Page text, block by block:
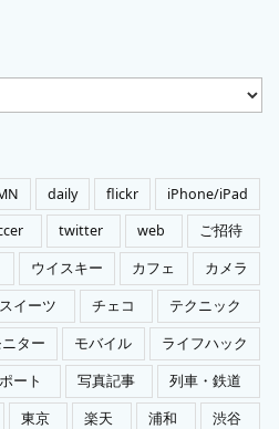
daily flickr
iPhone/iPad
twitter web
ご招待
ウイスキー カフェ
カメラ
スイーツ チェコ
テクニック
ター モバイル
ライフハック
ート 写真記事
列車・鉄道
東京 楽天 浦和
渋谷